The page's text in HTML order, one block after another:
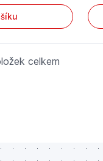
celkem